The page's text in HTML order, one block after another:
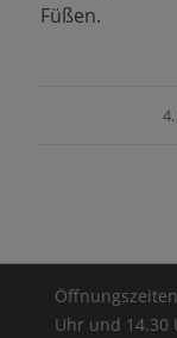
Füßen.
Uhr und 14.30